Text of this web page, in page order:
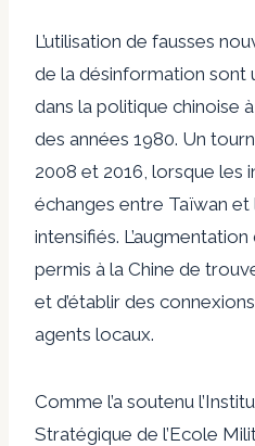
L’utilisation de fausses
de la désinformation sont
dans la politique chinoise
des années 1980. Un
2008 et 2016, lorsque les
échanges entre Taïwan et
intensifiés.
permis à la Chine de
et d’établir des
agents locaux.
Comme l’a soutenu
Stratégique de l’Ecole